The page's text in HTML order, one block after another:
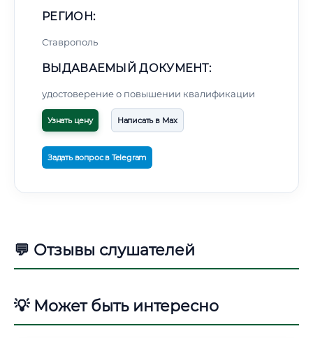
РЕГИОН:
Ставрополь
ВЫДАВАЕМЫЙ ДОКУМЕНТ:
удостоверение о повышении квалификации
Узнать цену Написать в Max
Задать вопрос в Telegram
💬 Отзывы слушателей
💡 Может быть интересно